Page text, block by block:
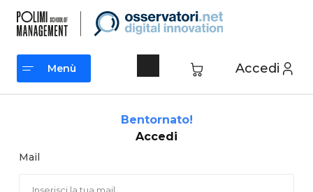
contenuto
Accedi
Menù
Bentornato!
Accedi
Mail